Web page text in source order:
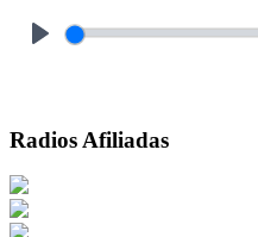
Radios Afiliadas